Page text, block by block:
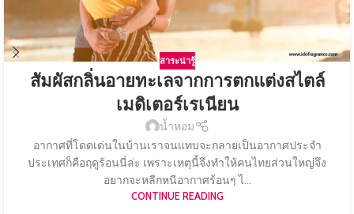
สาระน่ารู้
สัมผัสกลิ่นอายทะเลจากการตกแต่งสไตล์
เมดิเตอร์เรเนียน
น้ำหอม
อากาศที่โดดเด่นในบ้านเราจนแทบจะกลายเป็นอากาศประจำ
ประเทศก็คือฤดูร้อนนี่ล่ะ เพราะเหตุนี้จึงทำให้คนไทยส่วนใหญ่จึง
อยากจะหลีกหนีอากาศร้อนๆ ไ...
CONTINUE READING